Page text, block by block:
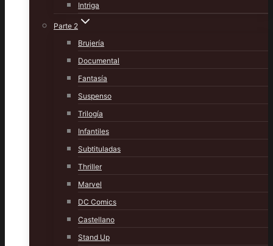
Intriga
Parte 2
Brujería
Documental
Fantasía
Suspenso
Trilogía
Infantiles
Subtituladas
Thriller
Marvel
DC Comics
Castellano
Stand Up